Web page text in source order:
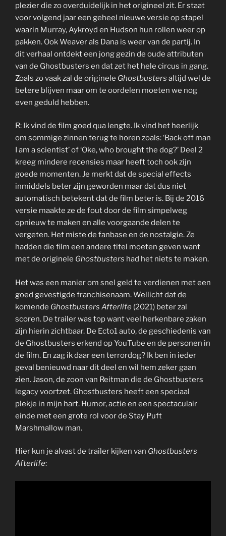
plezier die zo overduidelijk in het origineel zit. Er staat
voor volgend jaar een geheel nieuwe versie op stapel
waarin Murray, Aykroyd en Hudson hun rollen weer op
pakken. Ook Weaver als Dana is weer van de partij. In
dit verhaal ontdekt een jong gezin de oude attributen
van de Ghostbusters en dat zet het hele circus in gang.
Zoals zo vaak zal de originele Ghostbusters altijd wel de
betere blijven maar om te oordelen moeten we nog
even geduld hebben.
R: Ik vind de film goed qua lengte. Ik vind het heerlijk
om sommige zinnen terug te horen zoals: ‘Back off man
I am a scientist’ of ‘Oke, who brought the dog?’ Deel 2
kreeg mindere recensies maar heeft toch ook zijn
goede momenten. Je merkt dat de special effects
inmiddels beter zijn geworden maar dat dus niet
automatisch betekent dat de film beter is. Bij de 2016
versie maakte ze de fout door de film simpelweg
opnieuw te maken en alle voorgaande delen te
vergeten. Het miste de fanbase en de nostalgie. Ze
hadden die film een andere titel moeten geven want
met de originele Ghostbusters had het niets te maken.
Het was een manier om snel geld te verdienen met een
goed gevestigde franchisenaam. Wellicht dat de
komende Ghostbusters Afterlife (2021) beter zal
scoren. De trailer was top want veel herkenbare zaken
zijn hierin zichtbaar. De Ecto1 auto, de geschiedenis van
de Ghostbusters erkend op YouTube en de personen in
de film. En zag ik daar een terrordog? Ik ben in ieder
geval benieuwd naar dit deel en wil hem zeker gaan
zien. Jason, de zoon van Reitman die de Ghostbusters
legacy voortzet. Ghostbusters heeft een speciaal
plekje in mijn hart. Humor, actie en een spectaculair
einde met een grote rol voor de Stay Puft
Marshmallow man.
Hier kun je alvast de trailer kijken van Ghostbusters
Afterlife: